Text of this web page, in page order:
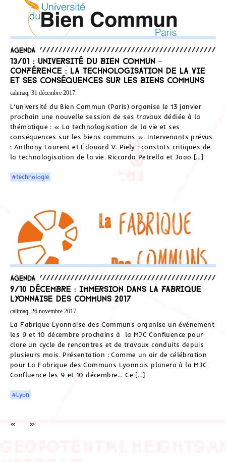
Agenda
13/01 : Université du bien commun –
Conférence : La technologisation de la vie
et ses conséquences sur les biens communs
calimaq, 31 décembre 2017.
L’université du Bien Commun (Paris) organise le 13 janvier
prochain une nouvelle session de ses travaux dédiée à la
thématique : « La technologisation de la vie et ses
conséquences sur les biens communs ». Intervenants prévus
: Anthony Laurent et Édouard V. Piely : constats critiques de
la technologisation de la vie. Riccardo Petrella et Joao […]
#technologie
Agenda
9/10 décembre : Immersion dans la Fabrique
Lyonnaise des Communs 2017
calimaq, 26 novembre 2017.
La Fabrique Lyonnaise des Communs organise un événement
les 9 et 10 décembre prochains à la MJC Confluence pour
clore un cycle de rencontres et de travaux conduits depuis
plusieurs mois. Présentation : Comme un air de célébration
pour La Fabrique des Communs Lyonnais planera à la MJC
Confluence les 9 et 10 décembre… Ce […]
#Lyon
« »